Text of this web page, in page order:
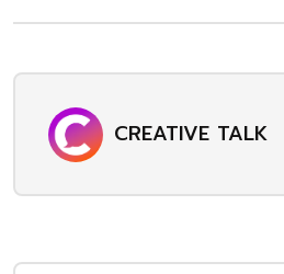
CREATIVE TALK